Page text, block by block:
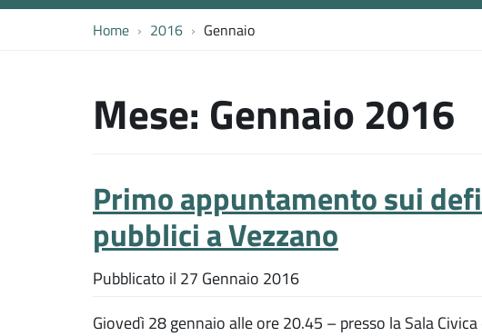
Home 2016 Gennaio
Mese: Gennaio 2016
Primo appuntamento sui
pubblici a Vezzano
Pubblicato il 27 Gennaio 2016
Giovedì 28 gennaio alle ore 20.45 – presso la Sala